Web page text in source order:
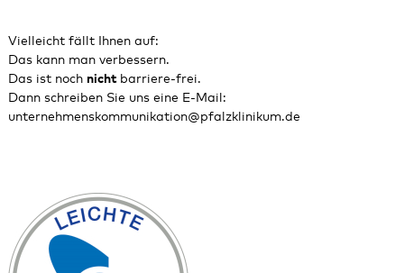
Vielleicht fällt Ihnen auf:
Das kann man verbessern.
Das ist noch nicht barriere-frei.
Dann schreiben Sie uns eine E-Mail:
unternehmenskommunikation@pfalzklinikum.de